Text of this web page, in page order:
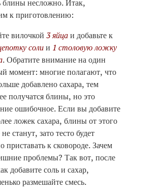
блины несложно. Итак,
к приготовлению:
вилочкой 3 яйцаи добавьте к
солии 1 столовую ложку
. Обратите внимание на один
момент: многие полагают, что
добавлено сахара, тем
получатся блины, но это
ошибочное. Если вы добавите
ложек сахара, блины от этого
станут, зато тесто будет
приставать к сковороде. Зачем
проблемы? Так вот, после
добавите соль и сахар,
размешайте смесь.